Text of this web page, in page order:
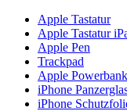
Apple Tastatur
Apple Tastatur
Apple Pen
Trackpad
Apple Powerbank
iPhone
iPhone